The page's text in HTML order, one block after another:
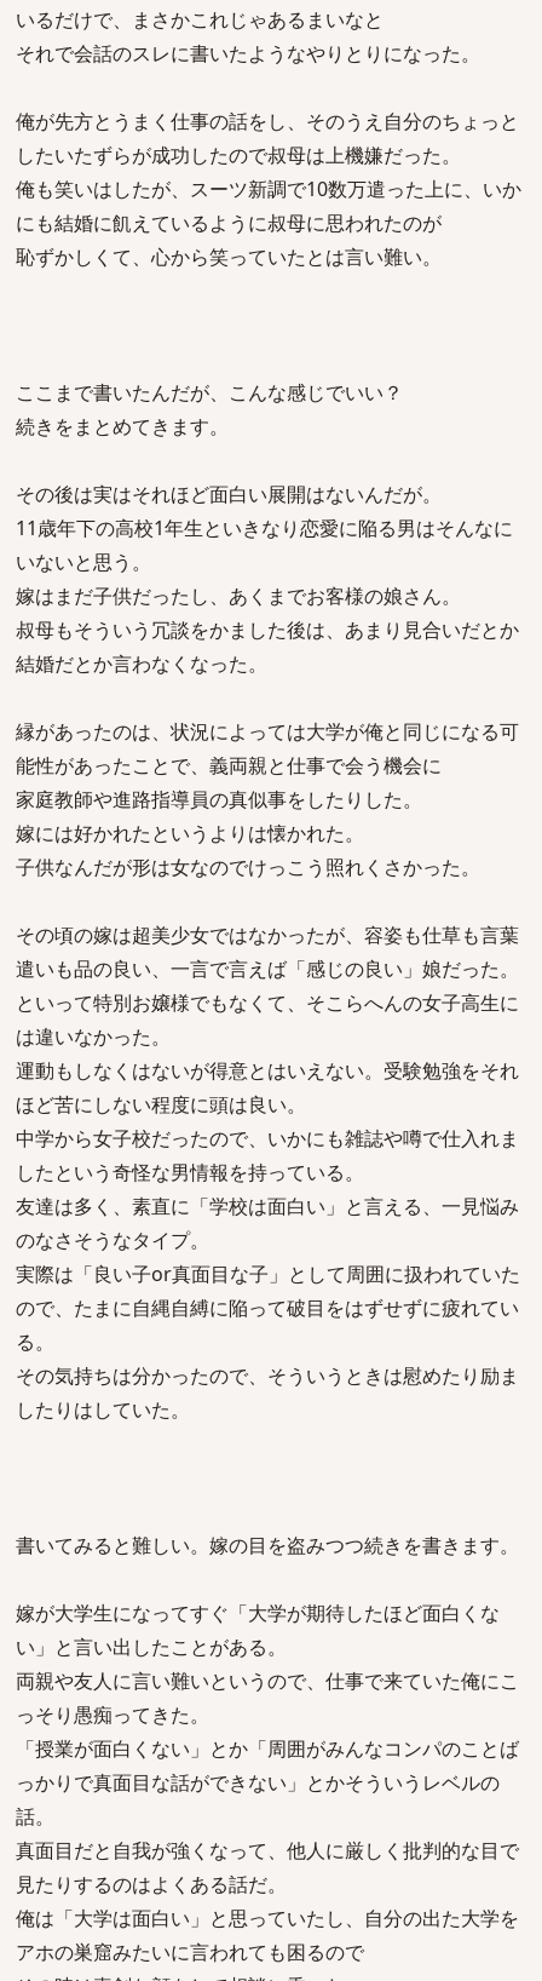
いるだけで、まさかこれじゃあるまいなと
それで会話のスレに書いたようなやりとりになった。
俺が先方とうまく仕事の話をし、そのうえ自分のちょっと
したいたずらが成功したので叔母は上機嫌だった。
俺も笑いはしたが、スーツ新調で10数万遣った上に、いか
にも結婚に飢えているように叔母に思われたのが
恥ずかしくて、心から笑っていたとは言い難い。
ここまで書いたんだが、こんな感じでいい？
続きをまとめてきます。
その後は実はそれほど面白い展開はないんだが。
11歳年下の高校1年生といきなり恋愛に陥る男はそんなに
いないと思う。
嫁はまだ子供だったし、あくまでお客様の娘さん。
叔母もそういう冗談をかました後は、あまり見合いだとか
結婚だとか言わなくなった。
縁があったのは、状況によっては大学が俺と同じになる可
能性があったことで、義両親と仕事で会う機会に
家庭教師や進路指導員の真似事をしたりした。
嫁には好かれたというよりは懐かれた。
子供なんだが形は女なのでけっこう照れくさかった。
その頃の嫁は超美少女ではなかったが、容姿も仕草も言葉
遣いも品の良い、一言で言えば「感じの良い」娘だった。
といって特別お嬢様でもなくて、そこらへんの女子高生に
は違いなかった。
運動もしなくはないが得意とはいえない。受験勉強をそれ
ほど苦にしない程度に頭は良い。
中学から女子校だったので、いかにも雑誌や噂で仕入れま
したという奇怪な男情報を持っている。
友達は多く、素直に「学校は面白い」と言える、一見悩み
のなさそうなタイプ。
実際は「良い子or真面目な子」として周囲に扱われていた
ので、たまに自縄自縛に陥って破目をはずせずに疲れてい
る。
その気持ちは分かったので、そういうときは慰めたり励ま
したりはしていた。
書いてみると難しい。嫁の目を盗みつつ続きを書きます。
嫁が大学生になってすぐ「大学が期待したほど面白くな
い」と言い出したことがある。
両親や友人に言い難いというので、仕事で来ていた俺にこ
っそり愚痴ってきた。
「授業が面白くない」とか「周囲がみんなコンパのことば
っかりで真面目な話ができない」とかそういうレベルの
話。
真面目だと自我が強くなって、他人に厳しく批判的な目で
見たりするのはよくある話だ。
俺は「大学は面白い」と思っていたし、自分の出た大学を
アホの巣窟みたいに言われても困るので